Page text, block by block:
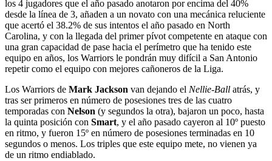
los 4 jugadores que el año pasado anotaron por encima del 40%
desde la línea de 3, añaden a un novato con una mecánica reluciente
que acertó el 38.2% de sus intentos el año pasado en North
Carolina, y con la llegada del primer pívot competente en ataque con
una gran capacidad de pase hacia el perímetro que ha tenido este
equipo en años, los Warriors le pondrán muy difícil a San Antonio
repetir como el equipo con mejores cañoneros de la Liga.
Los Warriors de Mark Jackson van dejando el Nellie-Ball atrás, y
tras ser primeros en número de posesiones tres de las cuatro
temporadas con Nelson (y segundos la otra), bajaron un poco, hasta
la quinta posición con Smart, y el año pasado cayeron al 10º puesto
en ritmo, y fueron 15º en número de posesiones terminadas en 10
segundos o menos. Los triples que este equipo mete, no vienen ya
de un ritmo endiablado.